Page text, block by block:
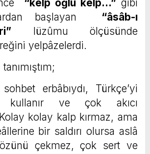
“kelp oğlu kelp…” gibi
başlayan “âsâb-ı
lüzûmu ölçüsünde
yelpâzelerdi.
erbâbıydı, Türkçe’yi
kullanır ve çok akıcı
kolay kalp kırmaz, ama
bir saldırı olursa aslâ
çekmez, çok sert ve